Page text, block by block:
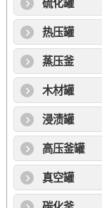
硫化罐
热压罐
蒸压釜
木材罐
浸渍罐
高压釜罐
真空罐